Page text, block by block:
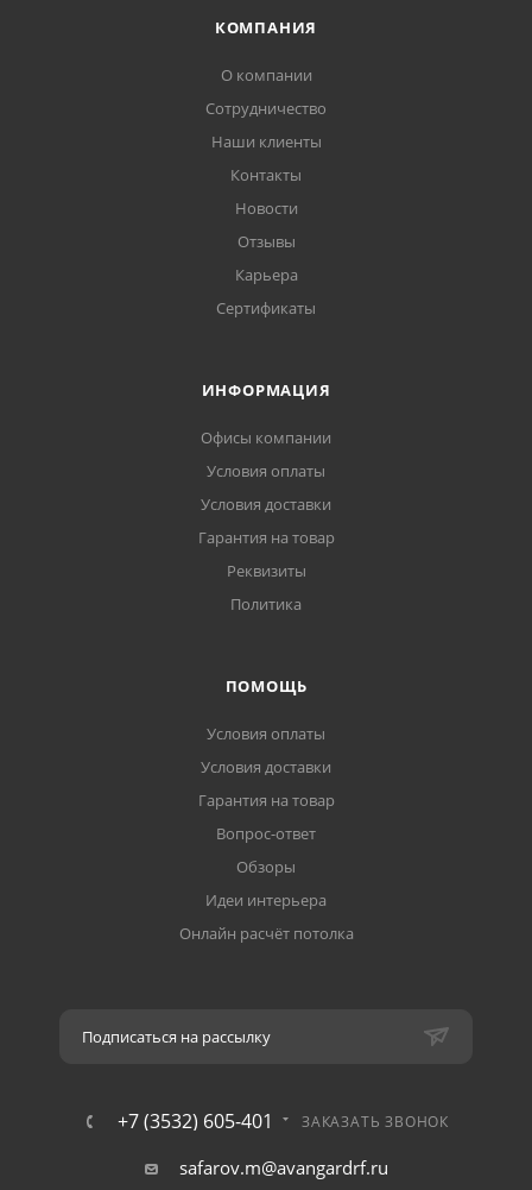
КОМПАНИЯ
О компании
Сотрудничество
Наши клиенты
Контакты
Новости
Отзывы
Карьера
Сертификаты
ИНФОРМАЦИЯ
Офисы компании
Условия оплаты
Условия доставки
Гарантия на товар
Реквизиты
Политика
ПОМОЩЬ
Условия оплаты
Условия доставки
Гарантия на товар
Вопрос-ответ
Обзоры
Идеи интерьера
Онлайн расчёт потолка
Подписаться на рассылку
+7 (3532) 605-401 ЗАКАЗАТЬ ЗВОНОК
safarov.m@avangardrf.ru